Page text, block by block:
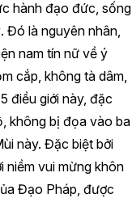
hành đạo đức, sống
Đó là nguyên nhân,
nam tín nữ về ý
cắp, không tà dâm,
điều giới này, đặc
không bị đọa vào ba
này. Đặc biệt bởi
niềm vui mừng khôn
Đạo Pháp, được